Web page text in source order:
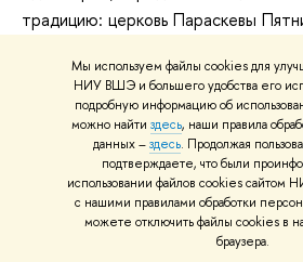
Мы используем файлы cookies для
НИУ ВШЭ и большего удобства его
подробную информацию об
можно найти здесь, наши правила
данных –здесь. Продолжая
подтверждаете, что были
использовании файлов cookies сайтом
с нашими правилами обработки
можете отключить файлы cookies в
браузера.
традицию: церковь Параскевы
Вечерняя усталость
внимательному осмотру остальных
дворища: церкви Успения
Георгия на Торгу и другие
Неприятное впечатление
Дворища: часть из них явно